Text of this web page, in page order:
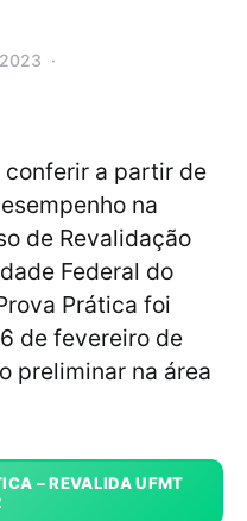
a partir de
na
de Revalidação
Federal do
Prática foi
de fevereiro de
preliminar na área
– REVALIDA UFMT